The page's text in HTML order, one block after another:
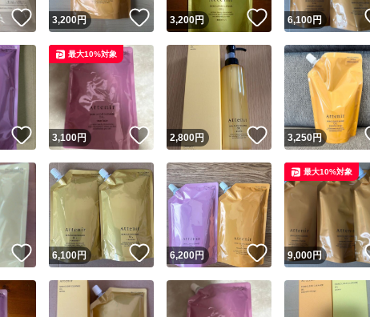
いいね！
3,200円 いいね！
3,200円 いいね！
6,100円
いいね！
3,100円 いいね！
最大10%対象
2,800円 いいね！
3,250円
いいね！
6,100円 いいね！
6,200円 いいね！
9,000円
最大10%対象